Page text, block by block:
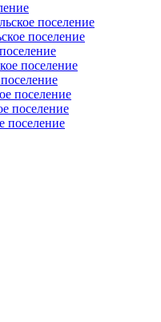
поселение
поселение
поселение
поселение
поселение
поселение